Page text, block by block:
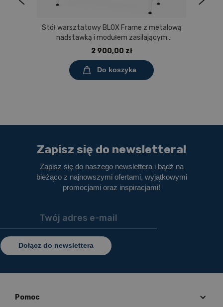
Stół warsztatowy BLOX Frame z metalową
nadstawką i modułem zasilającym
Prostokąt 1200x600 mm, rozmiar 4-6, blat
2 900,00 zł
Do koszyka
Zapisz się do newslettera!
Zapisz się do naszego newslettera i bądź na
bieżąco z najnowszymi ofertami, wyjątkowymi
promocjami oraz inspiracjami!
Dołącz do newslettera
Pomoc